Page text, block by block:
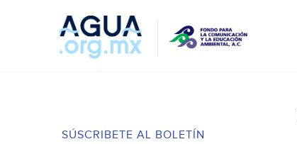
SÚSCRIBETE AL BOLETÍN